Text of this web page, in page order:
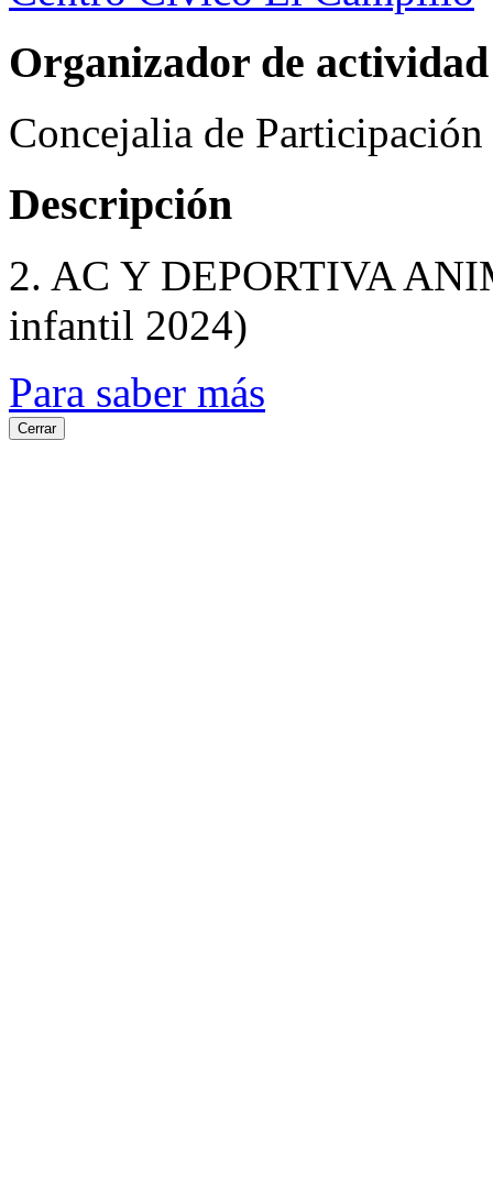
Organizador de actividad
Concejalia de
Descripción
2. AC Y DEPORTIVA
infantil 2024)
Para saber más
Cerrar